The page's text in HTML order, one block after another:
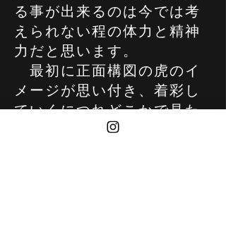
る事が出来るのは今では考
えられない程の体力と精神
力だと思います。
最初に正面構図の虎のイ
メージが思い付き、着彩し
ていくにつれどこかで見た
様な雰囲気になり千人針に